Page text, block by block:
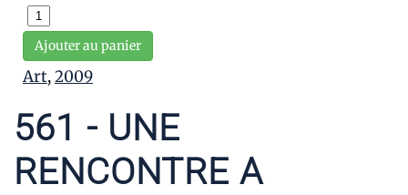
Ajouter au panier
Art,2009
561 - UNE
RENCONTRE A